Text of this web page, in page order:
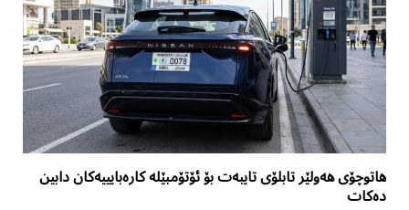
هاتوچۆی هەولێر تابلۆی تایبەت بۆ ئۆتۆمبێلە کارەبایییەکان دابین
دەکات